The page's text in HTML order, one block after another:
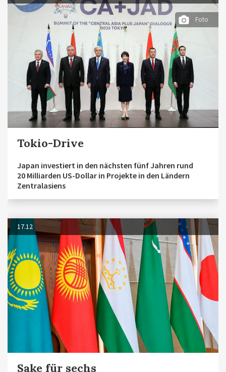
Foto
Tokio-Drive
Japan investiert in den nächsten fünf Jahren rund
20 Milliarden US-Dollar in Projekte in den Ländern
Zentralasiens
17.12
Sake für sechs